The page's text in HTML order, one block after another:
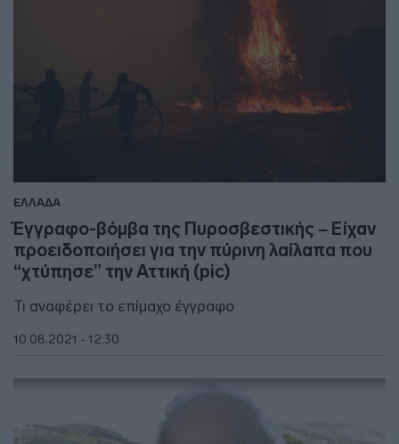
ΕΛΛΑΔΑ
Έγγραφο-βόμβα της Πυροσβεστικής – Είχαν
προειδοποιήσει για την πύρινη λαίλαπα που
“χτύπησε” την Αττική (pic)
Τι αναφέρει το επίμαχο έγγραφο
10.08.2021 - 12:30